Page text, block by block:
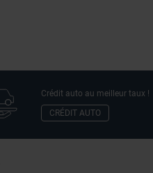
Crédit auto au meilleur taux !
CRÉDIT AUTO